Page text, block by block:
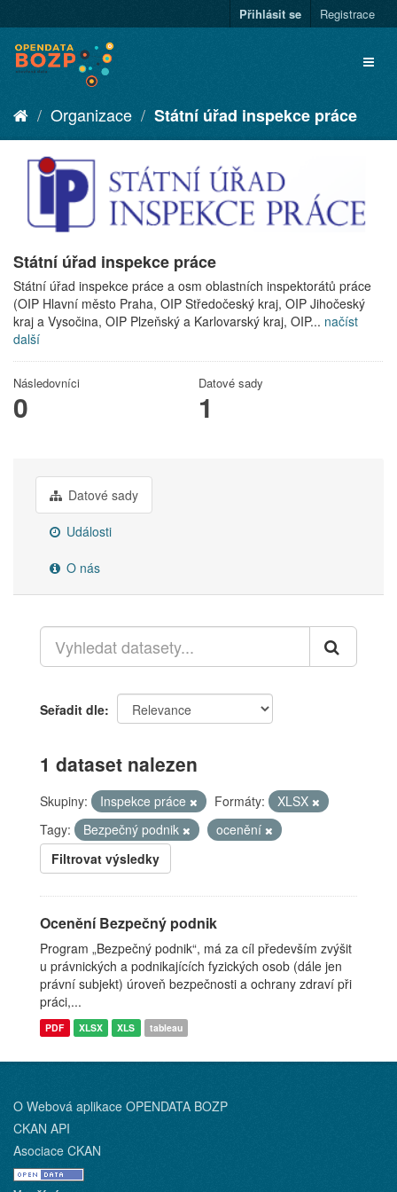
Přihlásit se Registrace
Organizace Státní úřad inspekce práce
Státní úřad inspekce práce
Státní úřad inspekce práce a osm oblastních inspektorátů práce
(OIP Hlavní město Praha, OIP Středočeský kraj, OIP Jihočeský
kraj a Vysočina, OIP Plzeňský a Karlovarský kraj, OIP... načíst
další
Následovníci
0
Datové sady
1
Datové sady
Události
O nás
Seřadit dle
1 dataset nalezen
Skupiny: Inspekce práce Formáty:
XLSX
Tagy:
Bezpečný podnik
ocenění
Filtrovat výsledky
Ocenění Bezpečný podnik
Program „Bezpečný podnik“, má za cíl především zvýšit
u právnických a podnikajících fyzických osob (dále jen
právní subjekt) úroveň bezpečnosti a ochrany zdraví při
práci,...
PDF XLSX XLS tableau
O Webová aplikace OPENDATA BOZP
CKAN API
Asociace CKAN